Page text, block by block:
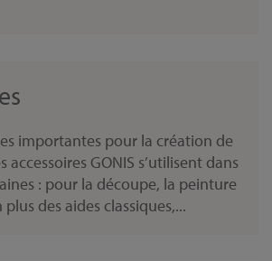
importantes pour la création de
GONIS s’utilisent dans
: pour la découpe, la peinture
plus des aides classiques,...